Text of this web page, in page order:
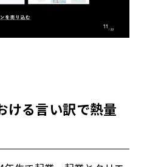
ける言い訳で熱量